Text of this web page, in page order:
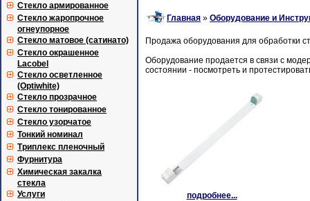
Стекло армированное
Стекло жаропрочное
огнеупорное
Стекло матовое (сатинато)
Стекло окрашенное
Lacobel
Стекло осветленное
(Optiwhite)
Стекло прозрачное
Стекло тонированное
Стекло узорчатое
Тонкий номинал
Триплекс пленочный
Фурнитура
Химическая закалка
стекла
Услуги
Главная » Оборудование и
Продажа оборудования для обработки
Оборудование продается в связи с
состоянии - посмотреть и
подробнее...